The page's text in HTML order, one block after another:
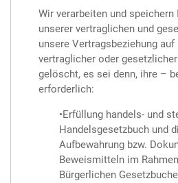
Wir verarbeiten und
unserer vertraglichen und
unsere Vertragsbeziehung
vertraglicher oder
gelöscht, es sei denn, ihre –
erforderlich:
•Erfüllung handels- und
Handelsgesetzbuch und
Aufbewahrung bzw.
Beweismitteln im
Bürgerlichen